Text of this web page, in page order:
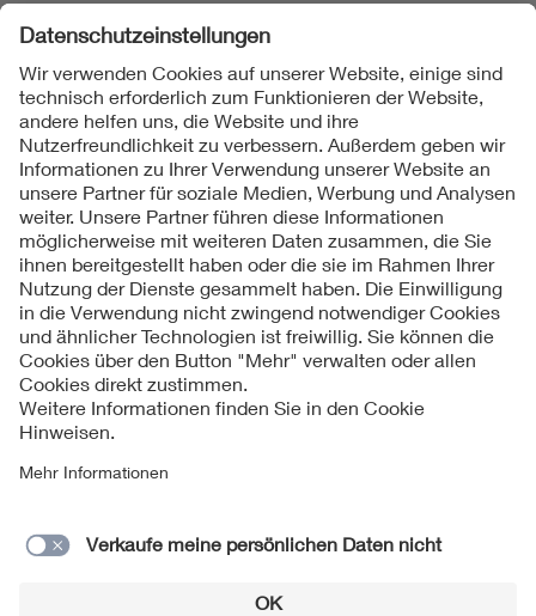
Folgen Sie uns
Kontakt
Impressum
Datenschutzinformationen
Cookie Hinweise
Compliance
Jahresarchiv
© 2026 VDE Verband der Elektrotechnik Elektronik